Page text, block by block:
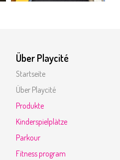
Über Playcité
Startseite
Über Playcité
Produkte
Kinderspielplätze
Parkour
Fitness program